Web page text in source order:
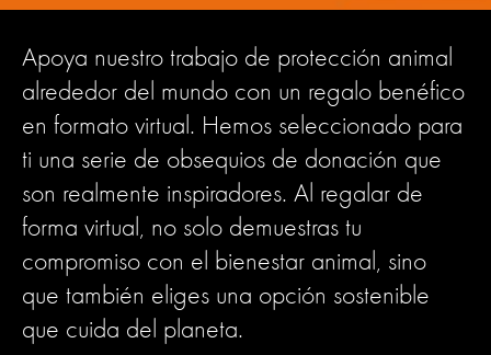
Apoya nuestro trabajo de protección animal
alrededor del mundo con un regalo benéfico
en formato virtual. Hemos seleccionado para
ti una serie de obsequios de donación que
son realmente inspiradores. Al regalar de
forma virtual, no solo demuestras tu
compromiso con el bienestar animal, sino
que también eliges una opción sostenible
que cuida del planeta.